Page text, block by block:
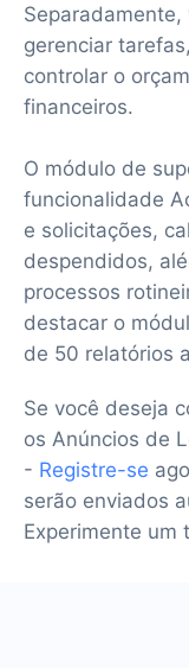
gerenciar
controlar o
financeiros.
O módulo de
funcionalidade
e solicitações,
despendidos,
processos
destacar o
de 50 relatórios
Se você deseja
os Anúncios de
- Registre-se
serão enviados
Experimente um